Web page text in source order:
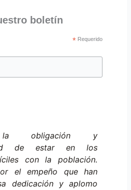
boletín
* Requerido
la obligación y
de estar en los
con la población.
el empeño que han
dedicación y aplomo